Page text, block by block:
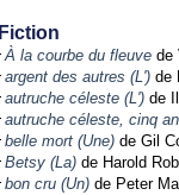
Fiction
À la courbe du fleuve de
argent des autres (L') de
autruche céleste (L') de
autruche céleste, cinq
belle mort (Une) de Gil
Betsy (La) de Harold
bon cru (Un) de Peter